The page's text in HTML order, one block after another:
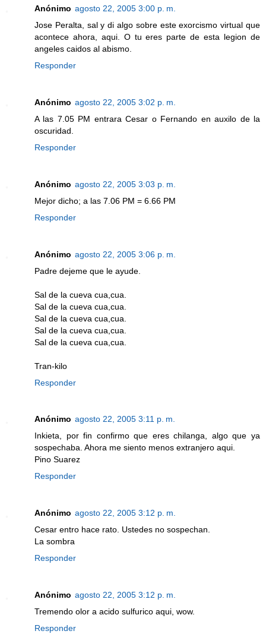
Anónimo agosto 22, 2005 3:00 p. m.
Jose Peralta, sal y di algo sobre este exorcismo virtual que
acontece ahora, aqui. O tu eres parte de esta legion de
angeles caidos al abismo.
Responder
Anónimo agosto 22, 2005 3:02 p. m.
A las 7.05 PM entrara Cesar o Fernando en auxilo de la
oscuridad.
Responder
Anónimo agosto 22, 2005 3:03 p. m.
Mejor dicho; a las 7.06 PM = 6.66 PM
Responder
Anónimo agosto 22, 2005 3:06 p. m.
Padre dejeme que le ayude.
Sal de la cueva cua,cua.
Sal de la cueva cua,cua.
Sal de la cueva cua,cua.
Sal de la cueva cua,cua.
Sal de la cueva cua,cua.
Tran-kilo
Responder
Anónimo agosto 22, 2005 3:11 p. m.
Inkieta, por fin confirmo que eres chilanga, algo que ya
sospechaba. Ahora me siento menos extranjero aqui.
Pino Suarez
Responder
Anónimo agosto 22, 2005 3:12 p. m.
Cesar entro hace rato. Ustedes no sospechan.
La sombra
Responder
Anónimo agosto 22, 2005 3:12 p. m.
Tremendo olor a acido sulfurico aqui, wow.
Responder